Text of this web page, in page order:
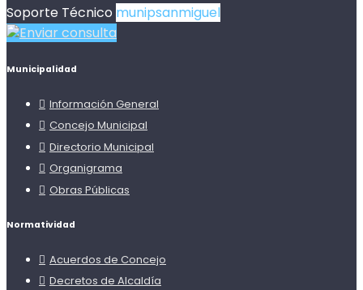
Soporte Técnico munipsanmiguel
Enviar consulta
Municipalidad
Información General
Concejo Municipal
Directorio Municipal
Organigrama
Obras Públicas
Normatividad
Acuerdos de Concejo
Decretos de Alcaldía